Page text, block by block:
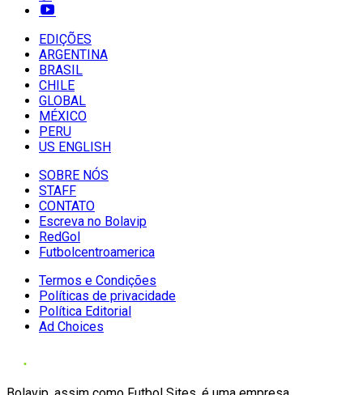
EDIÇÕES
ARGENTINA
BRASIL
CHILE
GLOBAL
MÉXICO
PERU
US ENGLISH
SOBRE NÓS
STAFF
CONTATO
Escreva no Bolavip
RedGol
Futbolcentroamerica
Termos e Condições
Políticas de privacidade
Política Editorial
Ad Choices